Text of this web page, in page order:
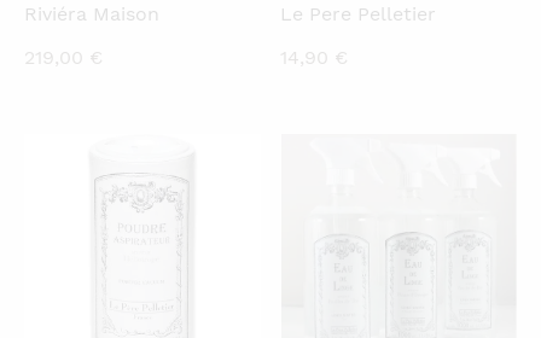
Riviéra Maison
219,00 €
Le Pere Pelletier
14,90 €